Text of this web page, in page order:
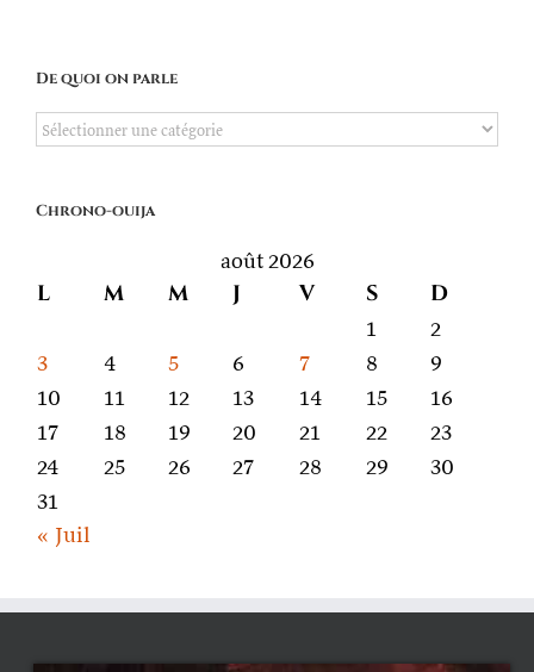
De quoi on parle
De
parle
Chrono-ouija
août 2026
L M M J V S D
1
2
3
4 5 6 7 8
9
10
11 12 13 14 15
16
17
18 19 20 21 22
23
24
25 26 27 28 29
30
31
« Juil